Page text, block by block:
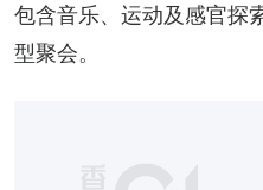
包含音乐、运动及感官探
型聚会。